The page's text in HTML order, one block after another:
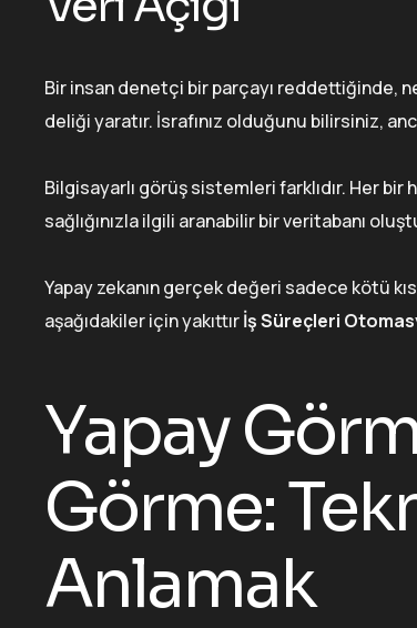
Bir insan denetçi bir parçayı reddettiğinde,
deliği yaratır. İsrafınız olduğunu bilirsiniz,
Bilgisayarlı görüş sistemleri farklıdır. Her bir
sağlığınızla ilgili aranabilir bir veritabanı
Yapay zekanın gerçek değeri sadece kötü
aşağıdakiler için yakıttırİş Süreçleri
Yapay
Görme:
Anlamak